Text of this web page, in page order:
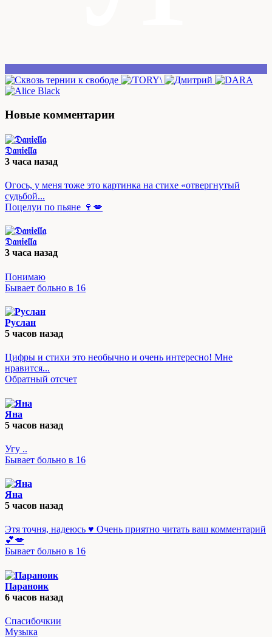
Новые комментарии
𝔇𝔞𝔫𝔦𝔢𝔩𝔩𝔞
3 часа назад
Огось, у меня тоже это картинка на стихе «отвергнутый
судьбой...
Поцелуи по пьяне 🍷💋
𝔇𝔞𝔫𝔦𝔢𝔩𝔩𝔞
3 часа назад
Понимаю
Бывает больно в 16
Руслан
5 часов назад
Цифры и стихи это необычно и очень интересно! Мне
нравится...
Обратный отсчет
Яна
5 часов назад
Угу ..
Бывает больно в 16
Яна
5 часов назад
Этя точня, надеюсь ♥️ Очень приятно читать ваш комментарий
💕💋
Бывает больно в 16
Параноик
6 часов назад
Спасибочкии
Музыка